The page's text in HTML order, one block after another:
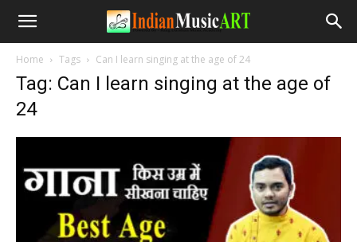
Home Tags Can I learn singing at the age of 24
Tag: Can I learn singing at the age of
24